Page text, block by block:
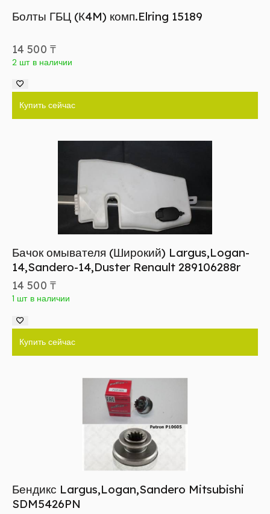
Болты ГБЦ (К4M) комп.Elring 15189
14 500 ₸
2 шт в наличии
Купить сейчас
Бачок омывателя (Широкий) Largus,Logan-
14,Sandero-14,Duster Renault 289106288r
14 500 ₸
1 шт в наличии
Купить сейчас
Бендикс Largus,Logan,Sandero Mitsubishi
SDM5426PN